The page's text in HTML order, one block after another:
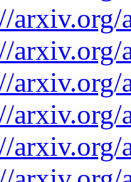
arxiv.org/
arxiv.org/
arxiv.org/
arxiv.org/
arxiv.org/